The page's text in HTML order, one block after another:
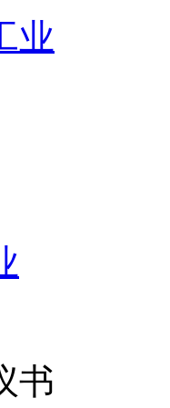
业
书